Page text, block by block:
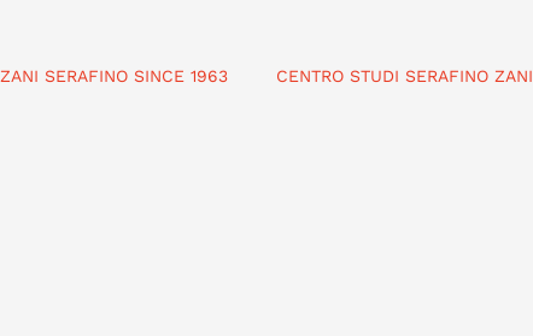
ZANI SERAFINO SINCE 1963 CENTRO STUDI SERAFINO ZANI